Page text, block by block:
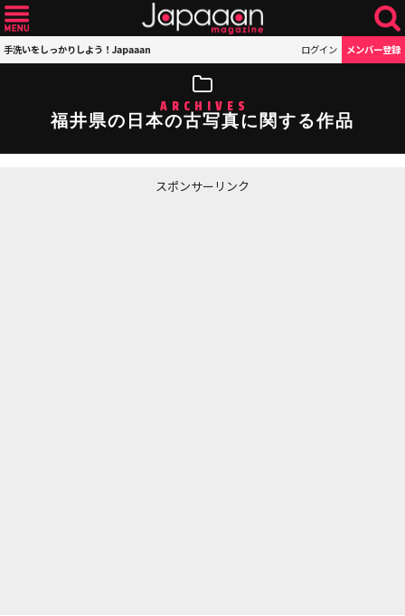
手洗いをしっかりしよう！Japaaan ログイン メンバー登録
ARCHIVES
福井県の日本の古写真に関する作品
スポンサーリンク